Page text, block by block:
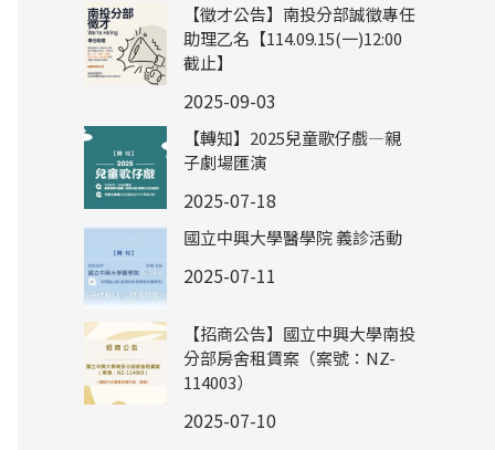
【徵才公告】南投分部誠徵專任
助理乙名【114.09.15(一)12:00
截止】
2025-09-03
【轉知】2025兒童歌仔戲—親
子劇場匯演
2025-07-18
國立中興大學醫學院 義診活動
2025-07-11
【招商公告】國立中興大學南投
分部房舍租賃案（案號：NZ-
114003）
2025-07-10